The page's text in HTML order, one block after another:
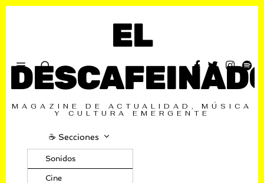
EL
MAGAZINE DE ACTUALIDAD, MÚSICA
Y CULTURA EMERGENTE
☕️ Secciones
Sonidos
Cine